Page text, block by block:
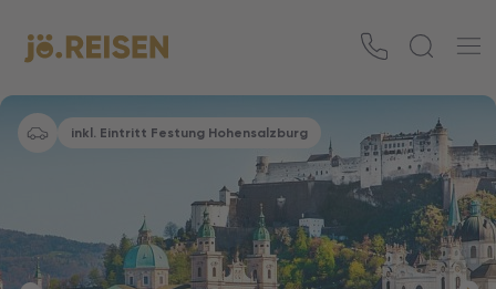
inkl. Eintritt Festung Hohensalzburg